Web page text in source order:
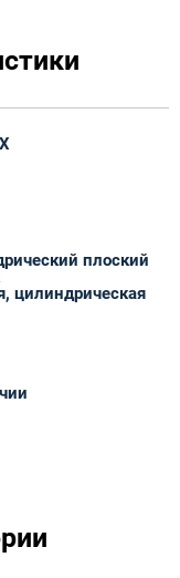
плоский
цилиндрическая